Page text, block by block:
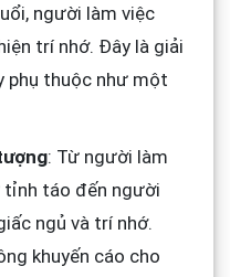
người làm việc
trí nhớ. Đây là giải
phụ thuộc như một
: Từ người làm
tỉnh táo đến người
ngủ và trí nhớ.
khuyến cáo cho